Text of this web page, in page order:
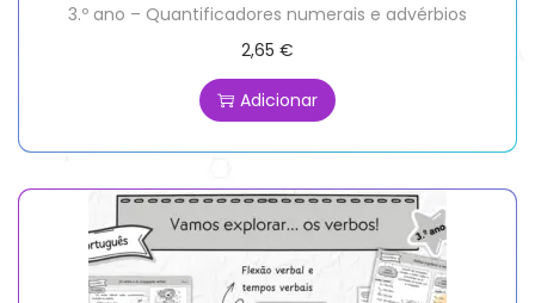
3.º ano – Quantificadores numerais e advérbios
2,65 €
Adicionar